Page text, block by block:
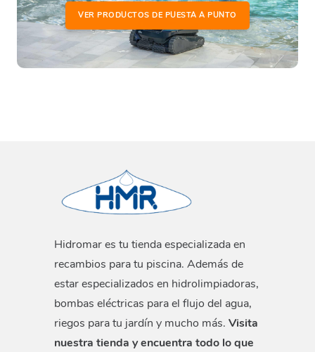
VER PRODUCTOS DE PUESTA A PUNTO
Hidromar es tu tienda especializada en
recambios para tu piscina. Además de
estar especializados en hidrolimpiadoras,
bombas eléctricas para el flujo del agua,
riegos para tu jardín y mucho más. Visita
nuestra tienda y encuentra todo lo que